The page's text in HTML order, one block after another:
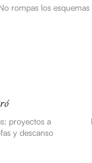
rompas los
proyectos a
y descanso